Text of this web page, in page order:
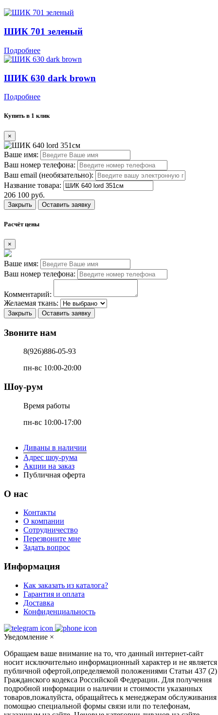
ШИК 701 зеленый
Подробнее
ШИК 630 dark brown
Подробнее
Купить в 1 клик
×
Ваше имя:
Ваш номер телефона:
Ваш email (необязательно):
Название товара:
206 100 руб.
Закрыть Оставить заявку
Расчёт цены
×
Ваше имя:
Ваш номер телефона:
Комментарий:
Желаемая ткань:
Закрыть Оставить заявку
Звоните нам
8(926)886-05-93
пн-вс 10:00-20:00
Шоу-рум
Время работы
пн-вс 10:00-17:00
Диваны в наличии
Адрес шоу-рума
Акции на заказ
Публичная оферта
О нас
Контакты
О компании
Сотрудничество
Перезвоните мне
Задать вопрос
Информация
Как заказать из каталога?
Гарантия и оплата
Доставка
Конфиденциальность
Уведомление ×
Обращаем ваше внимание на то, что данный интернет-сайт
носит исключительно информационный характер и не является
публичной офертой,определяемой положениями Статьи 437 (2)
Гражданского кодекса Российской Федерации. Для получения
подробной информации о наличии и стоимости указанных
товаров,пожалуйста, обращайтесь к менеджерам обслуживания
помощью специальной формы связи или по телефонам,